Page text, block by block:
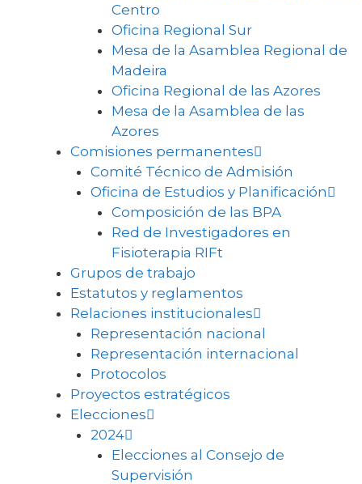
Centro
Oficina Regional Sur
Mesa de la Asamblea Regional de
Madeira
Oficina Regional de las Azores
Mesa de la Asamblea de las
Azores
Comisiones permanentes
Comité Técnico de Admisión
Oficina de Estudios y Planificación
Composición de las BPA
Red de Investigadores en
Fisioterapia RIFt
Grupos de trabajo
Estatutos y reglamentos
Relaciones institucionales
Representación nacional
Representación internacional
Protocolos
Proyectos estratégicos
Elecciones
2024
Elecciones al Consejo de
Supervisión